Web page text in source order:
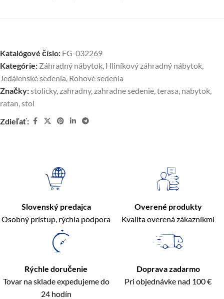
Katalógové číslo: FG-032269
Kategórie: Záhradný nábytok, Hliníkový záhradný nábytok,
Jedálenské sedenia, Rohové sedenia
Značky:stolicky,zahradny,zahradne sedenie,terasa, nabytok,
ratan,stol
Zdieľať:
Slovenský predajca
Osobný prístup, rýchla podpora
Overené produkty
Kvalita overená zákazníkmi
Rýchle doručenie
Tovar na sklade expedujeme do
24 hodín
Doprava zadarmo
Pri objednávke nad 100 €